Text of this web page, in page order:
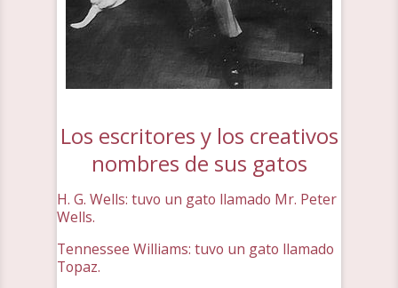
Los escritores y los creativos
nombres de sus gatos
H. G. Wells: tuvo un gato llamado Mr. Peter
Wells.
Tennessee Williams: tuvo un gato llamado
Topaz.